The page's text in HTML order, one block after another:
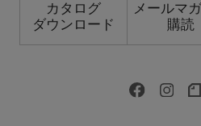
カタログ
ダウンロード
メールマ
購読